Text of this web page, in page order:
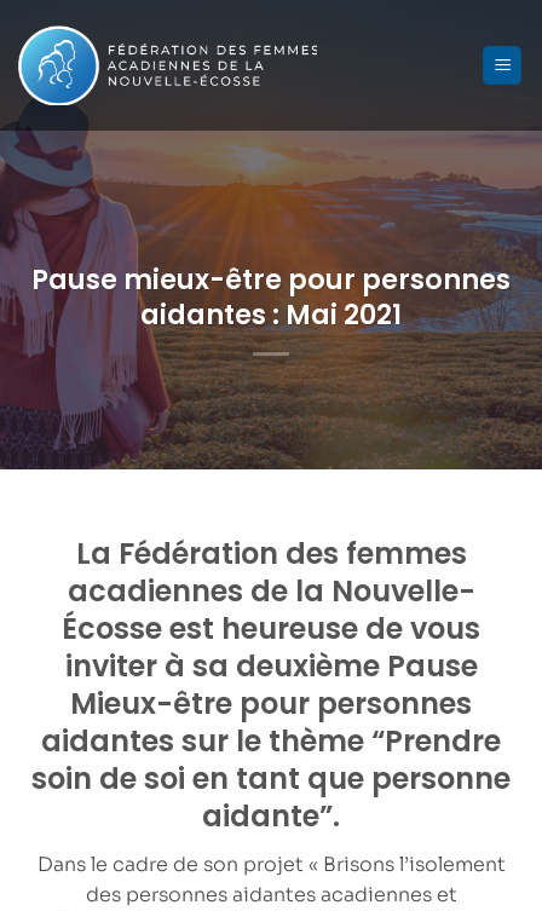
to
content
Pause mieux-être pour personnes
aidantes : Mai 2021
La Fédération des femmes
acadiennes de la Nouvelle-
Écosse est heureuse de vous
inviter à sa deuxième Pause
Mieux-être pour personnes
aidantes sur le thème “Prendre
soin de soi en tant que personne
aidante”.
Dans le cadre de son projet « Brisons l’isolement
des personnes aidantes acadiennes et